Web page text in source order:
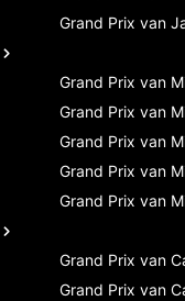
Grand Prix van
Grand Prix van
Grand Prix van
Grand Prix van
Grand Prix van
Grand Prix van
Grand Prix van
Grand Prix van